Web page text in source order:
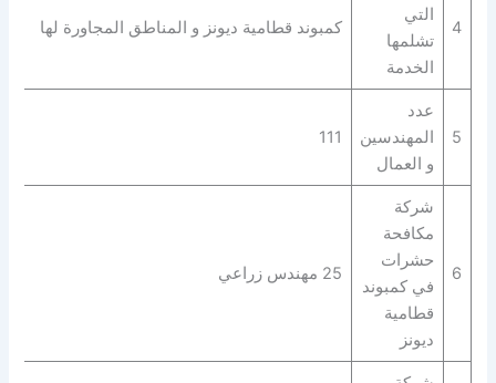
4
التي
تشلمها
الخدمة
كمبوند قطامية ديونز و المناطق المجاورة لها
5
عدد
المهندسين
و العمال
111
6
شركة
مكافحة
حشرات
في كمبوند
قطامية
ديونز
25 مهندس زراعي